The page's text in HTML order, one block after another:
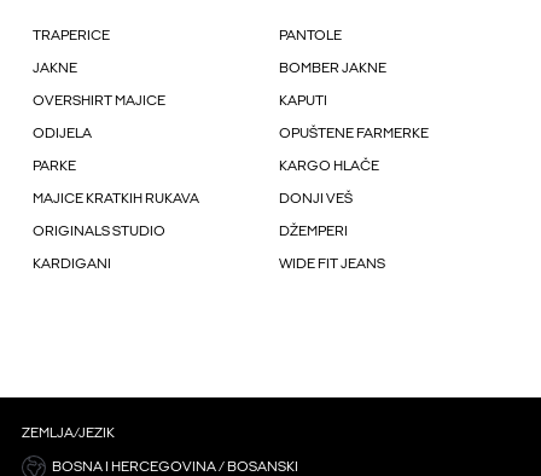
TRAPERICE PANTOLE
JAKNE BOMBER JAKNE
OVERSHIRT MAJICE KAPUTI
ODIJELA OPUŠTENE FARMERKE
PARKE KARGO HLAČE
MAJICE KRATKIH RUKAVA DONJI VEŠ
ORIGINALS STUDIO DŽEMPERI
KARDIGANI WIDE FIT JEANS
ZEMLJA/JEZIK
BOSNA I HERCEGOVINA / BOSANSKI